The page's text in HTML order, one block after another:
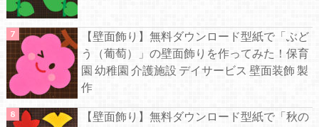
【壁面飾り】無料ダウンロード型紙で「ぶど
う（葡萄）」の壁面飾りを作ってみた！保育
園 幼稚園 介護施設 デイサービス 壁面装飾 製
作
【壁面飾り】無料ダウンロード型紙で「秋の